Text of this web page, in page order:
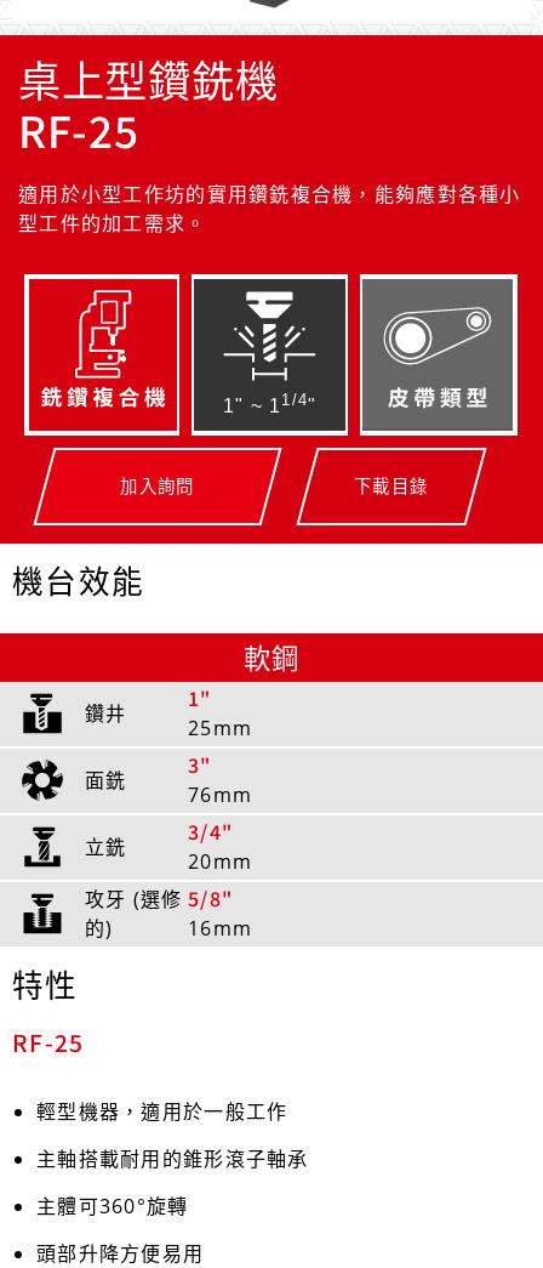
桌上型鑽銑機
RF-25
適用於小型工作坊的實用鑽銑複合機，能夠應對各種小
型工件的加工需求。
1" ~ 1 1/4"
加入詢問 下載目錄
機台效能
軟鋼
1"
25mm
3"
76mm
3/4"
20mm
5/8"
16mm
特性
RF-25
輕型機器，適用於一般工作
主軸搭載耐用的錐形滾子軸承
主體可360°旋轉
頭部升降方便易用